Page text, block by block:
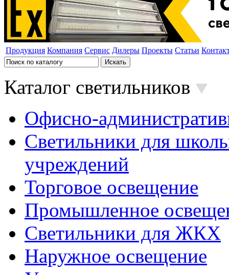
Продукция Компания Сервис Дилеры Проекты Статьи
Каталог светильников
Офисно-
Светильники для
учреждений
Торговое освещение
Промышленное
Светильники для ЖКХ
Наружное освещение